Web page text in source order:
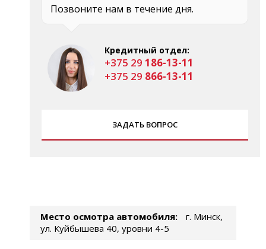
Позвоните нам в течение дня.
Кредитный отдел:
+375 29 186-13-11
+375 29 866-13-11
ЗАДАТЬ ВОПРОС
Место осмотра автомобиля:
г. Минск,
ул. Куйбышева 40, уровни 4-5